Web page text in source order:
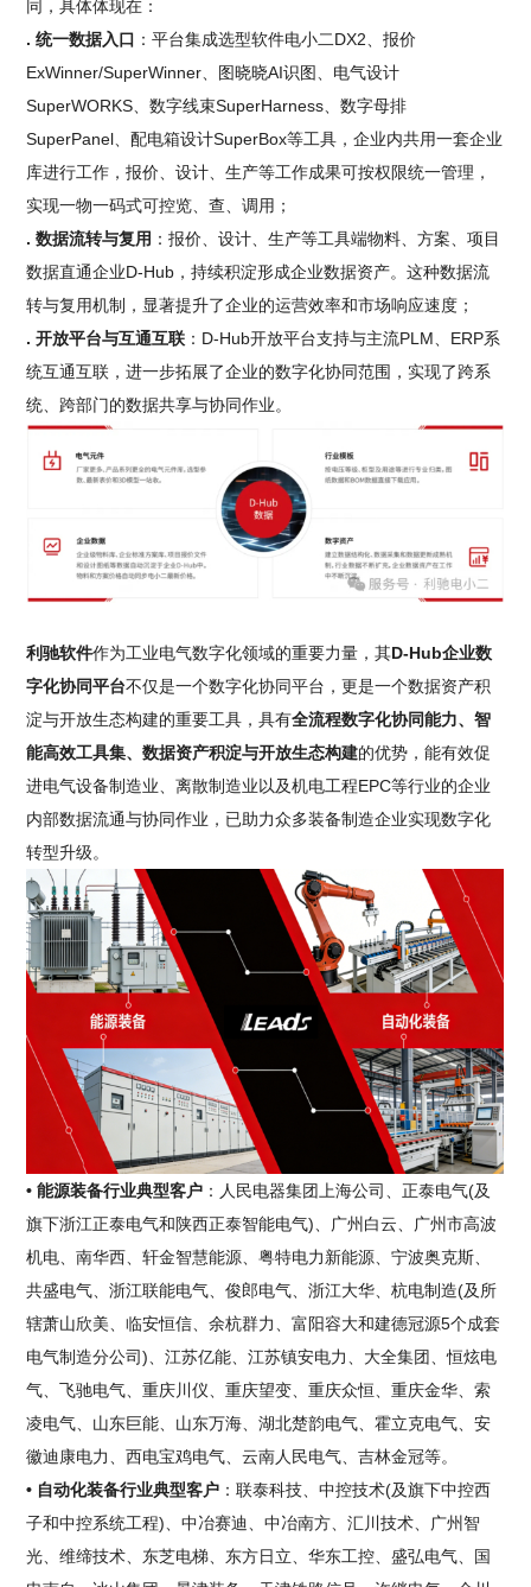
同，具体体现在：
. 统一数据入口 ：平台集成选型软件电小二DX2、报价
ExWinner/SuperWinner、图晓晓AI识图、电气设计
SuperWORKS、数字线束SuperHarness、数字母排
SuperPanel、配电箱设计SuperBox等工具，企业内共用一套企业
库进行工作，报价、设计、生产等工作成果可按权限统一管理，
实现一物一码式可控览、查、调用；
. 数据流转与复用 ：报价、设计、生产等工具端物料、方案、项目
数据直通企业D-Hub，持续积淀形成企业数据资产。这种数据流
转与复用机制，显著提升了企业的运营效率和市场响应速度；
. 开放平台与互通互联 ：D-Hub开放平台支持与主流PLM、ERP系
统互通互联，进一步拓展了企业的数字化协同范围，实现了跨系
统、跨部门的数据共享与协同作业。
利驰软件作为工业电气数字化领域的重要力量，其D-Hub企业数
字化协同平台不仅是一个数字化协同平台，更是一个数据资产积
淀与开放生态构建的重要工具，具有全流程数字化协同能力、智
能高效工具集、数据资产积淀与开放生态构建的优势，能有效促
进电气设备制造业、离散制造业以及机电工程EPC等行业的企业
内部数据流通与协同作业，已助力众多装备制造企业实现数字化
转型升级。
• 能源装备行业典型客户 ：人民电器集团上海公司、正泰电气(及
旗下浙江正泰电气和陕西正泰智能电气)、广州白云、广州市高波
机电、南华西、轩金智慧能源、粤特电力新能源、宁波奥克斯、
共盛电气、浙江联能电气、俊郎电气、浙江大华、杭电制造(及所
辖萧山欣美、临安恒信、余杭群力、富阳容大和建德冠源5个成套
电气制造分公司)、江苏亿能、江苏镇安电力、大全集团、恒炫电
气、飞驰电气、重庆川仪、重庆望变、重庆众恒、重庆金华、索
凌电气、山东巨能、山东万海、湖北楚韵电气、霍立克电气、安
徽迪康电力、西电宝鸡电气、云南人民电气、吉林金冠等。
• 自动化装备行业典型客户 ：联泰科技、中控技术(及旗下中控西
子和中控系统工程)、中冶赛迪、中冶南方、汇川技术、广州智
光、维缔技术、东芝电梯、东方日立、华东工控、盛弘电气、国